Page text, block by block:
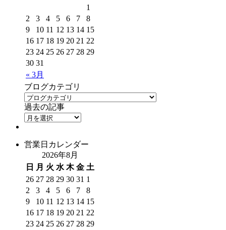
« 3月
1
2
3 4 5 6 7
8
9
10 11 12 13 14 15
16 17 18 19 20 21 22
23 24 25 26 27 28 29
30 31
ブログカテゴリ
過去の記事
営業日カレンダー
2026年8月
日
月 火 水 木 金 土
26 27 28 29 30 31 1
2
3 4 5 6 7
8
9
10 11 12 13 14 15
16 17 18 19 20 21 22
23 24 25 26 27 28 29